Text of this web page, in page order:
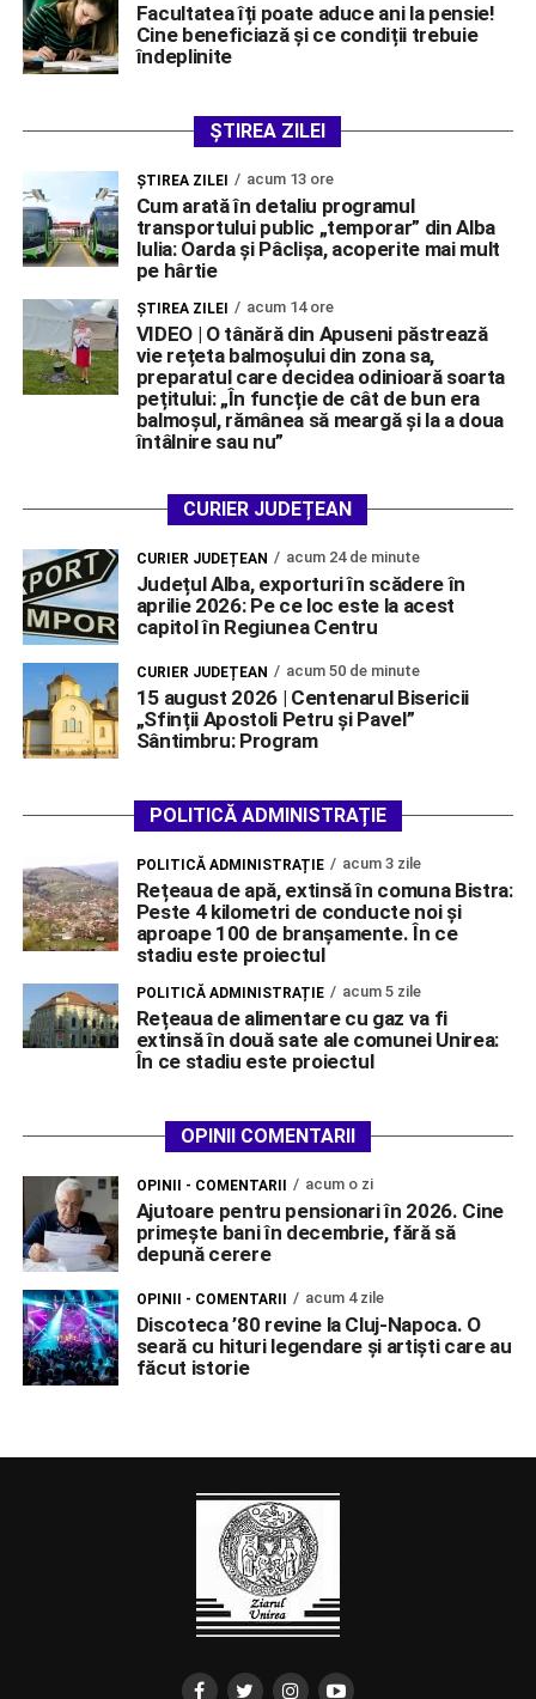
Facultatea îți poate aduce ani la pensie!
Cine beneficiază și ce condiții trebuie
îndeplinite
ȘTIREA ZILEI
ŞTIREA ZILEI acum 13 ore
Cum arată în detaliu programul
transportului public „temporar” din Alba
Iulia: Oarda și Pâclișa, acoperite mai mult
pe hârtie
ŞTIREA ZILEI acum 14 ore
VIDEO | O tânără din Apuseni păstrează
vie rețeta balmoșului din zona sa,
preparatul care decidea odinioară soarta
pețitului: „În funcție de cât de bun era
balmoșul, rămânea să meargă și la a doua
întâlnire sau nu”
CURIER JUDEȚEAN
CURIER JUDEȚEAN acum 24 de minute
Județul Alba, exporturi în scădere în
aprilie 2026: Pe ce loc este la acest
capitol în Regiunea Centru
CURIER JUDEȚEAN acum 50 de minute
15 august 2026 | Centenarul Bisericii
„Sfinții Apostoli Petru și Pavel”
Sântimbru: Program
POLITICĂ ADMINISTRAȚIE
POLITICĂ ADMINISTRAȚIE acum 3 zile
Rețeaua de apă, extinsă în comuna Bistra:
Peste 4 kilometri de conducte noi și
aproape 100 de branșamente. În ce
stadiu este proiectul
POLITICĂ ADMINISTRAȚIE acum 5 zile
Rețeaua de alimentare cu gaz va fi
extinsă în două sate ale comunei Unirea:
În ce stadiu este proiectul
OPINII COMENTARII
OPINII - COMENTARII acum o zi
Ajutoare pentru pensionari în 2026. Cine
primește bani în decembrie, fără să
depună cerere
OPINII - COMENTARII acum 4 zile
Discoteca ’80 revine la Cluj-Napoca. O
seară cu hituri legendare și artiști care au
făcut istorie